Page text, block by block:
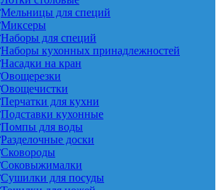
Мельницы для специй
Миксеры
Наборы для специй
Наборы кухонных принадлежностей
Насадки на кран
Овощерезки
Овощечистки
Перчатки для кухни
Подставки кухонные
Помпы для воды
Разделочные доски
Сковороды
Соковыжималки
Сушилки для посуды